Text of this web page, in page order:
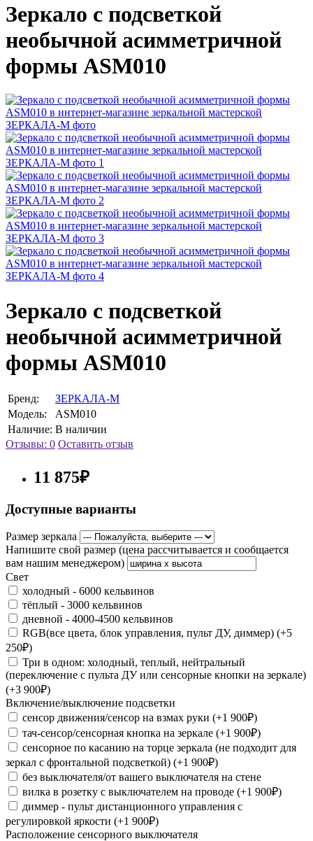
Зеркало с подсветкой
необычной асимметричной
формы ASM010
Зеркало с подсветкой
необычной асимметричной
формы ASM010
Бренд:
ЗЕРКАЛА-М
Модель:
ASM010
Наличие: В наличии
Отзывы: 0 Оставить отзыв
11 875₽
Доступные варианты
Размер зеркала
Напишите свой размер (цена рассчитывается и сообщается
вам нашим менеджером)
Свет
холодный - 6000 кельвинов
тёплый - 3000 кельвинов
дневной - 4000-4500 кельвинов
RGB(все цвета, блок управления, пульт ДУ, диммер) (+5
250₽)
Три в одном: холодный, теплый, нейтральный
(переключение с пульта ДУ или сенсорные кнопки на зеркале)
(+3 900₽)
Включение/выключение подсветки
сенсор движения/сенсор на взмах руки (+1 900₽)
тач-сенсор/сенсорная кнопка на зеркале (+1 900₽)
сенсорное по касанию на торце зеркала (не подходит для
зеркал с фронтальной подсветкой) (+1 900₽)
без выключателя/от вашего выключателя на стене
вилка в розетку с выключателем на проводе (+1 900₽)
диммер - пульт дистанционного управления с
регулировкой яркости (+1 900₽)
Расположение сенсорного выключателя